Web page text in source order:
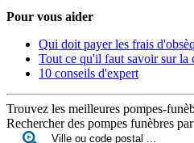
Pour vous aider
Qui doit payer les frais
Tout ce qu'il faut savoir sur la
10 conseils d'expert
Trouvez les meilleures pompes-
Rechercher des pompes funèbres